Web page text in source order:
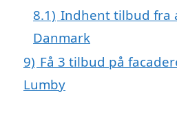
8.1) Indhent tilbud fra
Danmark
9) Få 3 tilbud på
Lumby